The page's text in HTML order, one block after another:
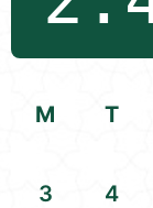
M
T
3
4